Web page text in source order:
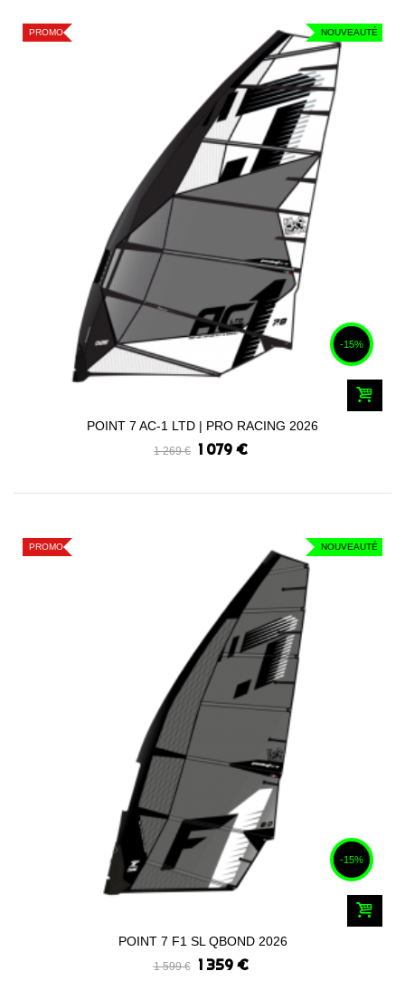
NOUVEAUTÉ
PROMO
-15%
POINT 7 AC-1 LTD | PRO RACING 2026
1 269 € 1 079 €
NOUVEAUTÉ
PROMO
-15%
POINT 7 F1 SL QBOND 2026
1 599 € 1 359 €